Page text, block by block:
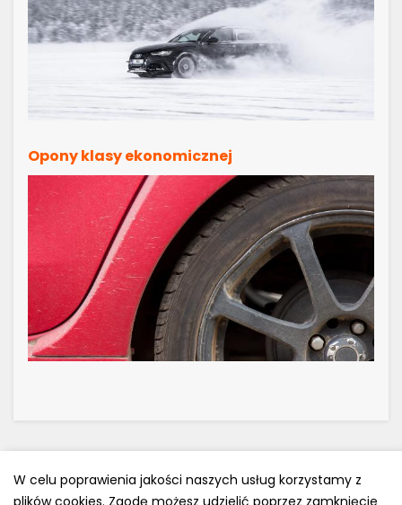
Opony klasy ekonomicznej
W celu poprawienia jakości naszych usług korzystamy z
plików cookies. Zgodę możesz udzielić poprzez zamknięcie